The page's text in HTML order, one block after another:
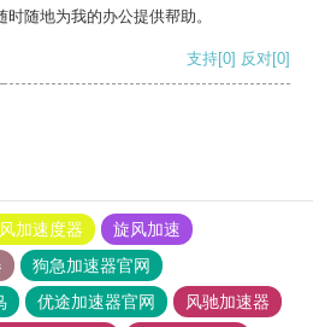
随地为我的办公提供帮助。
支持[0] 反对[0]
加速度器
旋风加速
狗急加速器官网
优途加速器官网
风驰加速器